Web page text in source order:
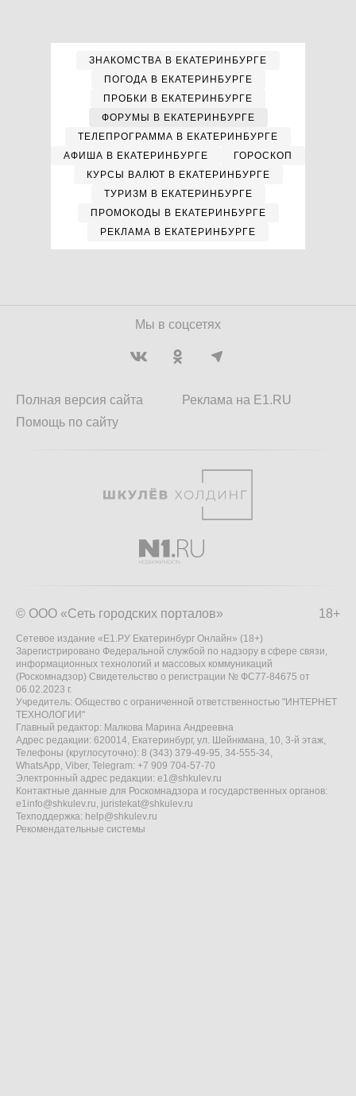
ЗНАКОМСТВА В ЕКАТЕРИНБУРГЕ
ПОГОДА В ЕКАТЕРИНБУРГЕ
ПРОБКИ В ЕКАТЕРИНБУРГЕ
ФОРУМЫ В ЕКАТЕРИНБУРГЕ
ТЕЛЕПРОГРАММА В ЕКАТЕРИНБУРГЕ
АФИША В ЕКАТЕРИНБУРГЕ
ГОРОСКОП
КУРСЫ ВАЛЮТ В ЕКАТЕРИНБУРГЕ
ТУРИЗМ В ЕКАТЕРИНБУРГЕ
ПРОМОКОДЫ В ЕКАТЕРИНБУРГЕ
РЕКЛАМА В ЕКАТЕРИНБУРГЕ
Мы в соцсетях
Полная версия сайта
Помощь по сайту
Реклама на E1.RU
18+
© ООО «Сеть городских порталов»
Сетевое издание «Е1.РУ Екатеринбург Онлайн» (18+)
Зарегистрировано Федеральной службой по надзору в сфере связи,
информационных технологий и массовых коммуникаций
(Роскомнадзор) Свидетельство о регистрации № ФС77-84675 от
06.02.2023 г.
Учредитель: Общество с ограниченной ответственностью "ИНТЕРНЕТ
ТЕХНОЛОГИИ"
Главный редактор: Малкова Марина Андреевна
Адрес редакции: 620014, Екатеринбург, ул. Шейнкмана, 10, 3-й этаж,
Телефоны (круглосуточно): 8 (343) 379-49-95, 34-555-34,
WhatsApp, Viber, Telegram: +7 909 704-57-70
Электронный адрес редакции: e1@shkulev.ru
Контактные данные для Роскомнадзора и государственных органов:
e1info@shkulev.ru, juristekat@shkulev.ru
Техподдержка: help@shkulev.ru
Рекомендательные системы